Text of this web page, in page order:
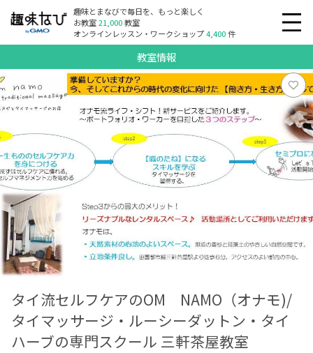
趣味とまなびで毎日を、もっと楽しく
お教室21,000教室
オンラインレッスン・ワークショップ4,400件
教室情報
タイ流セルフケアのOM NAMO（オナモ)/
タイマッサージ・ルーシーダットン・タイ
ハーブの専門スクール 三軒茶屋教室